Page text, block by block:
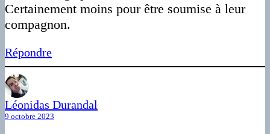
Certainement moins pour être soumise à leur
compagnon.
Répondre
Léonidas Durandal
9 octobre 2023